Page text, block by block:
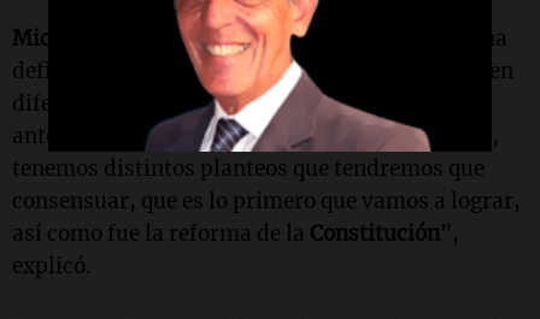
Michlig
señaló que la propuesta no tiene aún una
definición cerrada y que dentro de
existen
diferentes miradas que deberán ser unificadas
antes de avanzar. "Nosotros, incluso enUnidos ,
tenemos distintos planteos que tendremos que
consensuar, que es lo primero que vamos a lograr,
así como fue la reforma de la Constitución",
explicó.